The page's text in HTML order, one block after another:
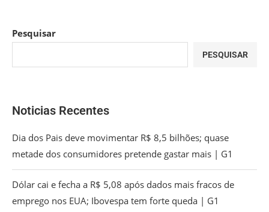
Pesquisar
PESQUISAR
Noticias Recentes
Dia dos Pais deve movimentar R$ 8,5 bilhões; quase
metade dos consumidores pretende gastar mais | G1
Dólar cai e fecha a R$ 5,08 após dados mais fracos de
emprego nos EUA; Ibovespa tem forte queda | G1